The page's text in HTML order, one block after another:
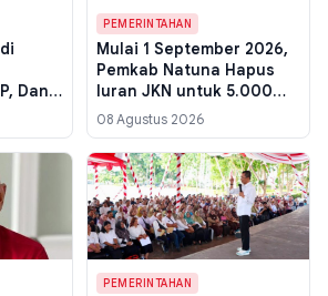
Dana
untuk
PEMERINTAHAN
Mulai 1 September 2026,
Pemkab Natuna Hapus
Iuran JKN untuk 5.000
Warga Mampu, Ini Cara
Cek Statusnya
08 Agustus 2026
PEMERINTAHAN